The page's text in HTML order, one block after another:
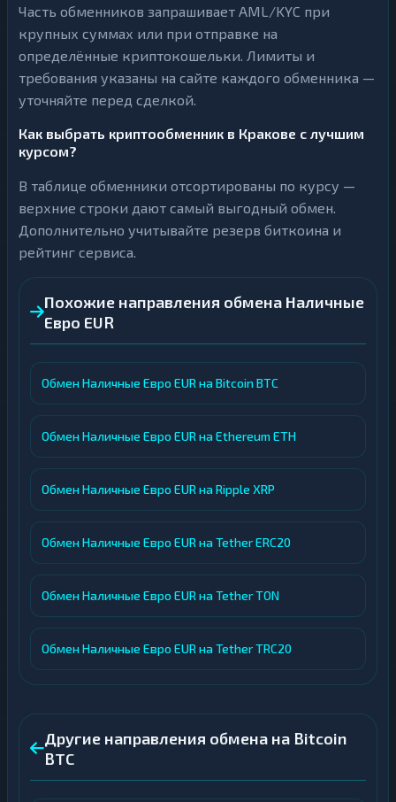
Часть обменников запрашивает AML/KYC при
крупных суммах или при отправке на
определённые криптокошельки. Лимиты и
требования указаны на сайте каждого обменника —
уточняйте перед сделкой.
Как выбрать криптообменник в Кракове с лучшим
курсом?
В таблице обменники отсортированы по курсу —
верхние строки дают самый выгодный обмен.
Дополнительно учитывайте резерв биткоина и
рейтинг сервиса.
Похожие направления обмена Наличные
Евро EUR
Обмен Наличные Евро EUR на Bitcoin BTC
Обмен Наличные Евро EUR на Ethereum ETH
Обмен Наличные Евро EUR на Ripple XRP
Обмен Наличные Евро EUR на Tether ERC20
Обмен Наличные Евро EUR на Tether TON
Обмен Наличные Евро EUR на Tether TRC20
Другие направления обмена на Bitcoin
BTC